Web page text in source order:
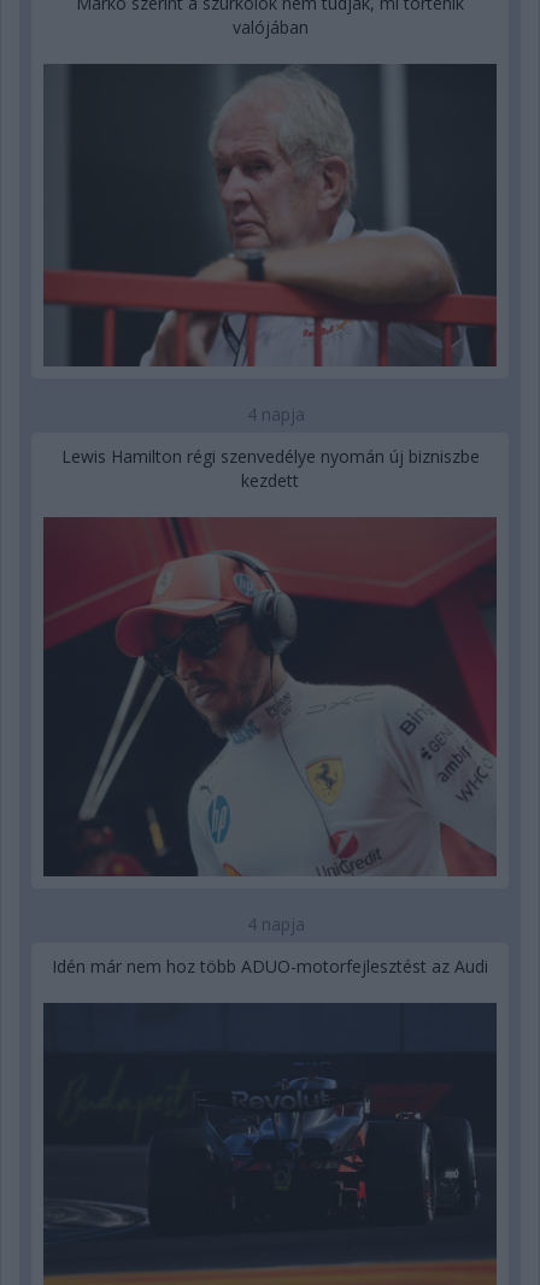
valójában
4 napja
Lewis Hamilton régi szenvedélye nyomán új bizniszbe
kezdett
4 napja
Idén már nem hoz több ADUO-motorfejlesztést az Audi